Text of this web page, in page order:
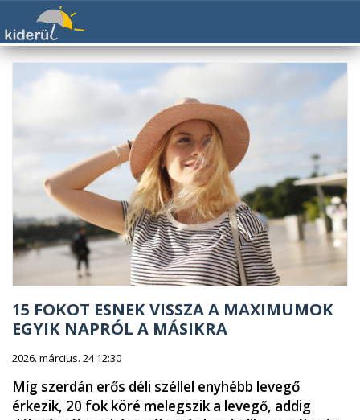
15 FOKOT ESNEK VISSZA A MAXIMUMOK
EGYIK NAPRÓL A MÁSIKRA
2026. március. 24 12:30
Míg szerdán erős déli széllel enyhébb levegő
érkezik, 20 fok köré melegszik a levegő, addig